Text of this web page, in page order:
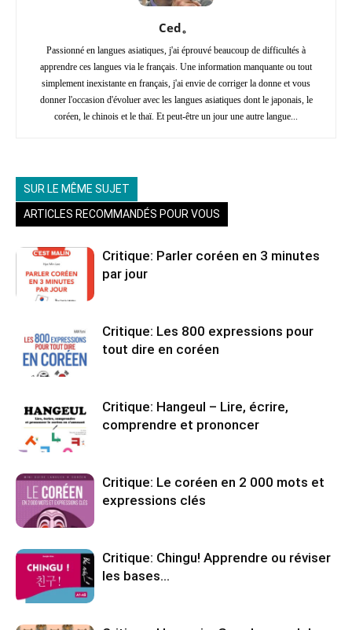
Ced。
Passionné en langues asiatiques, j'ai éprouvé beaucoup de difficultés à
apprendre ces langues via le français. Une information manquante ou tout
simplement inexistante en français, j'ai envie de corriger la donne et vous
donner l'occasion d'évoluer avec les langues asiatiques dont le japonais, le
coréen, le chinois et le thaï. Et peut-être un jour une autre langue...
SUR LE MÊME SUJET
ARTICLES RECOMMANDÉS POUR VOUS
Critique: Parler coréen en 3 minutes
par jour
Critique: Les 800 expressions pour
tout dire en coréen
Critique: Hangeul – Lire, écrire,
comprendre et prononcer
Critique: Le coréen en 2 000 mots et
expressions clés
Critique: Chingu! Apprendre ou réviser
les bases…